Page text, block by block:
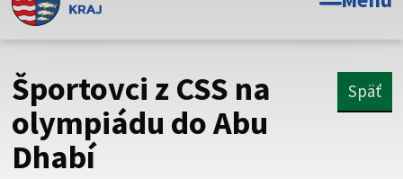
Toto je oficiálna webová stránka Prešovského
psk.sk.
Táto stránka je zabezpečená
Buďte pozorní a vždy sa uistite, že zdieľate informácie iba
cez zabezpečenú webovú stránku. Zabezpečená stránka
Športovci z CSS na
olympiádu do Abu
Dhabí
Späť